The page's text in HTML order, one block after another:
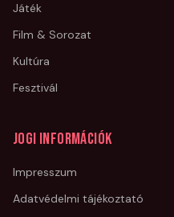
Játék
Film & Sorozat
Kultúra
Fesztivál
Jogi információk
Impresszum
Adatvédelmi tájékoztató